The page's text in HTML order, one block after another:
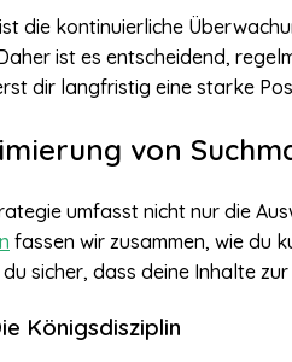
die kontinuierliche
ist es entscheidend,
dir langfristig eine starke
von
umfasst nicht nur die
fassen wir zusammen, wie du
sicher, dass deine Inhalte
Königsdisziplin